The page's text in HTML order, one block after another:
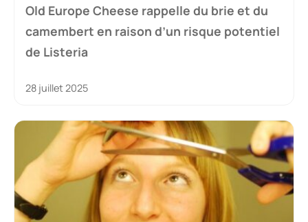
Old Europe Cheese rappelle du brie et du
camembert en raison d’un risque potentiel
de Listeria
28 juillet 2025